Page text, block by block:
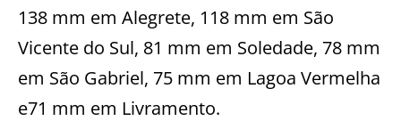
138 mm em Alegrete, 118 mm em São
Vicente do Sul, 81 mm em Soledade, 78 mm
em São Gabriel, 75 mm em Lagoa Vermelha
e71 mm em Livramento.